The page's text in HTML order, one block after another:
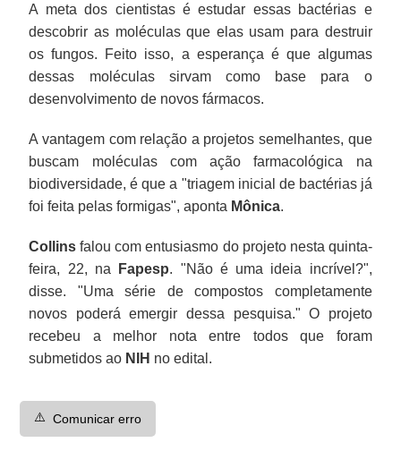
A meta dos cientistas é estudar essas bactérias e
descobrir as moléculas que elas usam para destruir
os fungos. Feito isso, a esperança é que algumas
dessas moléculas sirvam como base para o
desenvolvimento de novos fármacos.
A vantagem com relação a projetos semelhantes, que
buscam moléculas com ação farmacológica na
biodiversidade, é que a "triagem inicial de bactérias já
foi feita pelas formigas", aponta Mônica.
Collins falou com entusiasmo do projeto nesta quinta-
feira, 22, na
Fapesp. "Não é uma ideia incrível?",
disse. "Uma série de compostos completamente
novos poderá emergir dessa pesquisa." O projeto
recebeu a melhor nota entre todos que foram
submetidos ao NIH no edital.
⚠️ Comunicar erro